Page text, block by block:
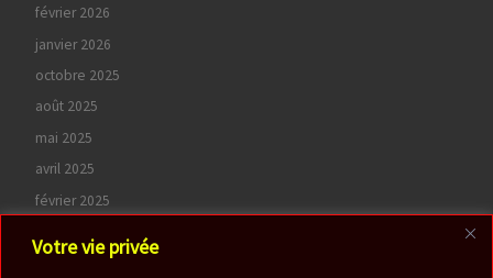
Votre vie privée
février 2026
janvier 2026
octobre 2025
août 2025
mai 2025
avril 2025
février 2025